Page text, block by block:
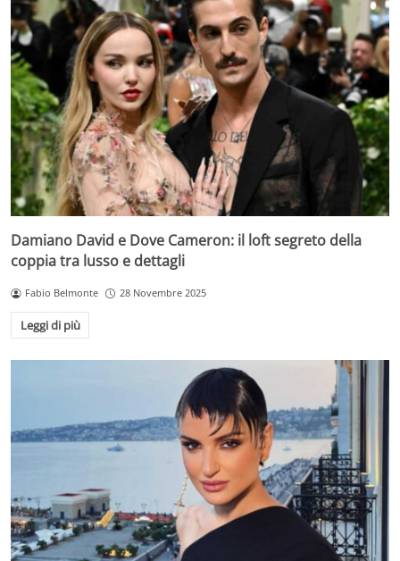
Damiano David e Dove Cameron: il loft segreto della
coppia tra lusso e dettagli
Fabio Belmonte 28 Novembre 2025
Leggi di più